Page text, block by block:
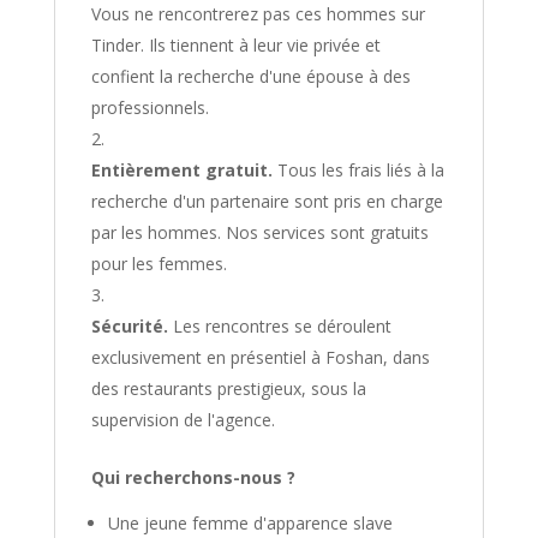
Vous ne rencontrerez pas ces hommes sur
Tinder. Ils tiennent à leur vie privée et
confient la recherche d'une épouse à des
professionnels.
Entièrement gratuit. Tous les frais liés à la
recherche d'un partenaire sont pris en charge
par les hommes. Nos services sont gratuits
pour les femmes.
Sécurité. Les rencontres se déroulent
exclusivement en présentiel à Foshan, dans
des restaurants prestigieux, sous la
supervision de l'agence.
Qui recherchons-nous ?
Une jeune femme d'apparence slave